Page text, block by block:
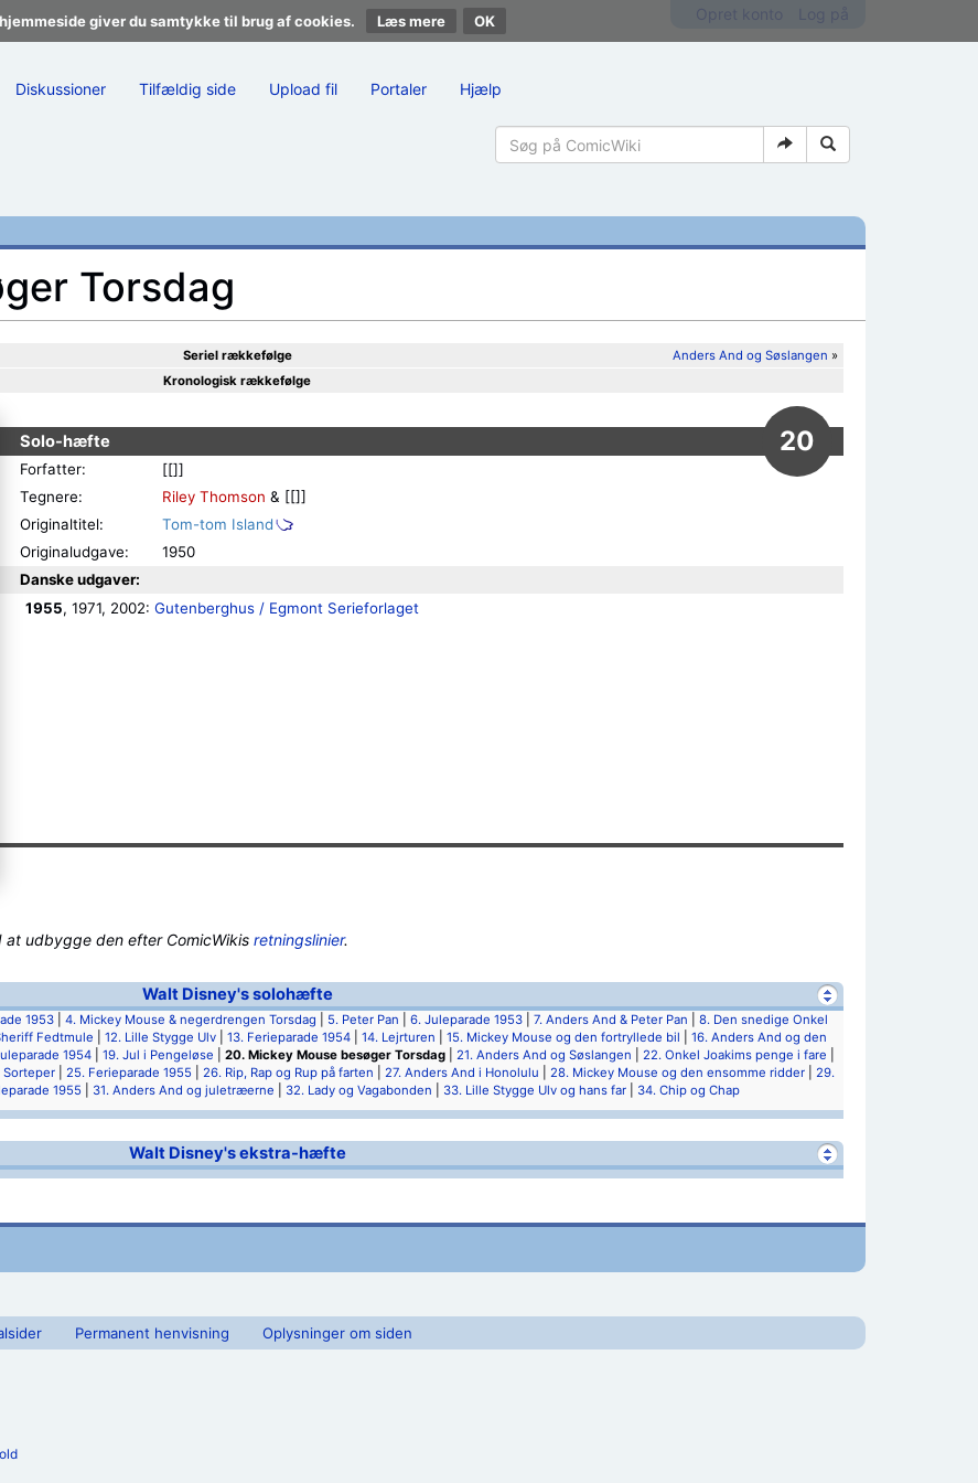
giver du samtykke til brug af cookies. Læs mere
Diskussioner Tilfældig side Upload fil Portaler Hjælp
Torsdag
Seriel rækkefølge Anders And og Søslangen »
Kronologisk rækkefølge
Solo-hæfte 20
Forfatter:
[[]]
Tegnere:
Riley Thomson & [[]]
Originaltitel:
Tom-tom Island
Originaludgave:
1950
Danske udgaver:
1955, 1971, 2002: Gutenberghus / Egmont Serieforlaget
udbygge den efter ComicWikis retningslinier.
Walt Disney's solohæfte
1953| 4. Mickey Mouse & negerdrengen Torsdag 5. Peter Pan 6. Juleparade 1953| 7. Anders And & Peter Pan
8. Den snedige Onkel
Fedtmule 12. Lille Stygge Ulv| 13. Ferieparade 1954| 14. Lejrturen 15. Mickey Mouse og den fortryllede bil
16. Anders And og den
1954| 19. Jul i Pengeløse 20. Mickey Mouse besøger Torsdag| 21. Anders And og Søslangen 22. Onkel Joakims penge i fare
Sorteper| 25. Ferieparade 1955 26. Rip, Rap og Rup på farten 27. Anders And i Honolulu 28. Mickey Mouse og den ensomme ridder| 29.
1955 31. Anders And og juletræerne 32. Lady og Vagabonden 33. Lille Stygge Ulv og hans far| 34. Chip og Chap
Walt Disney's ekstra-hæfte
Permanent henvisning Oplysninger om siden